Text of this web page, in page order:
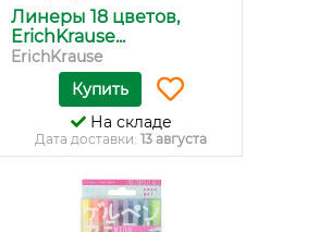
Линеры 18 цветов,
ErichKrause...
ErichKrause
Купить
На складе
Дата доставки: 13 августа